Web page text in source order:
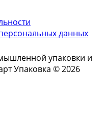
данных
упаковки и
Упаковка © 2026